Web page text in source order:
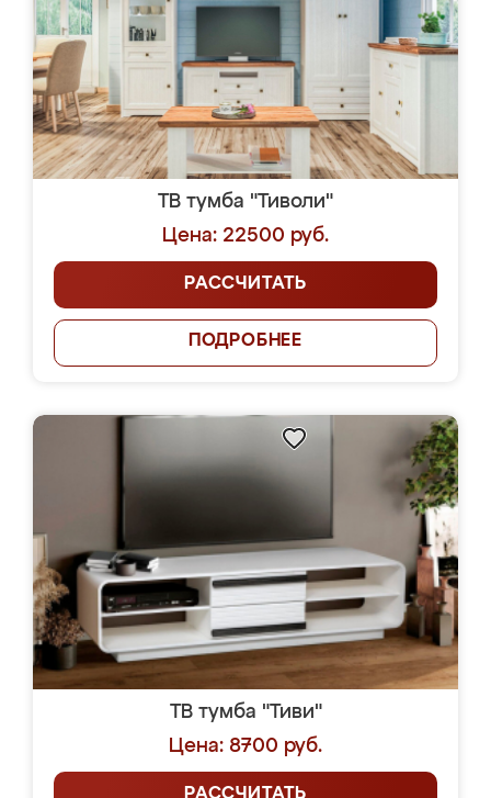
ТВ тумба "Тиволи"
Цена: 22500 руб.
РАССЧИТАТЬ
ПОДРОБНЕЕ
ТВ тумба "Тиви"
Цена: 8700 руб.